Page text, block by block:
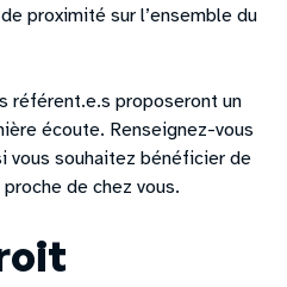
proximité sur l’ensemble du
référent.e.s proposeront un
écoute. Renseignez-vous
vous souhaitez bénéficier de
de chez vous.